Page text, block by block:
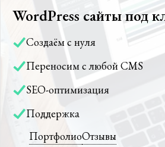
WordPress сайты под
Создаём с нуля
Переносим с любой CMS
SEO-оптимизация
Поддержка
ПортфолиоОтзывы